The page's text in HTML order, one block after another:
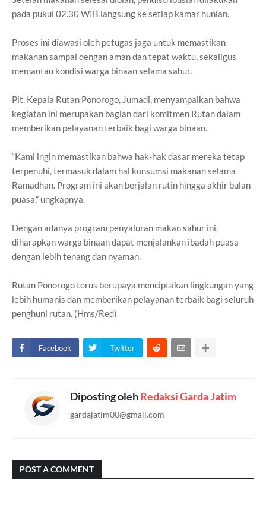
pada pukul 02.30 WIB langsung ke setiap kamar hunian.
Proses ini diawasi oleh petugas jaga untuk memastikan
makanan sampai dengan aman dan tepat waktu, sekaligus
memantau kondisi warga binaan selama sahur.
Plt. Kepala Rutan Ponorogo, Jumadi, menyampaikan bahwa
kegiatan ini merupakan bagian dari komitmen Rutan dalam
memberikan pelayanan terbaik bagi warga binaan.
“Kami ingin memastikan bahwa hak-hak dasar mereka tetap
terpenuhi, termasuk dalam hal konsumsi makanan selama
Ramadhan. Program ini akan berjalan rutin hingga akhir bulan
puasa,” ungkapnya.
Dengan adanya program penyaluran makan sahur ini,
diharapkan warga binaan dapat menjalankan ibadah puasa
dengan lebih tenang dan nyaman.
Rutan Ponorogo terus berupaya menciptakan lingkungan yang
lebih humanis dan memberikan pelayanan terbaik bagi seluruh
penghuni rutan. (Hms/Red)
Facebook Twitter
Diposting olehRedaksi Garda Jatim
gardajatim00@gmail.com
POST A COMMENT